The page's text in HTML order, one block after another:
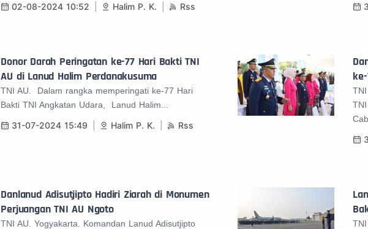
02-08-2024 10:52 Halim P. K. Rss
Donor Darah Peringatan ke-77 Hari Bakti TNI
AU di Lanud Halim Perdanakusuma
TNI AU. Dalam rangka memperingati ke-77 Hari
Bakti TNI Angkatan Udara, Lanud Halim...
31-07-2024 15:49 Halim P. K. Rss
Danlanud Adisutjipto Hadiri Ziarah di Monumen
Perjuangan TNI AU Ngoto
TNI AU. Yogyakarta. Komandan Lanud Adisutjipto